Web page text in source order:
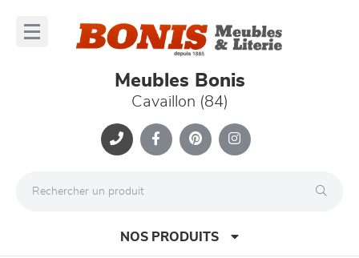
Meubles Bonis
Cavaillon (84)
NOS PRODUITS